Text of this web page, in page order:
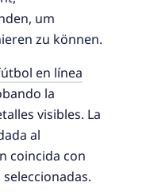
um
zu können.
en línea
la
visibles. La
al
coincida con